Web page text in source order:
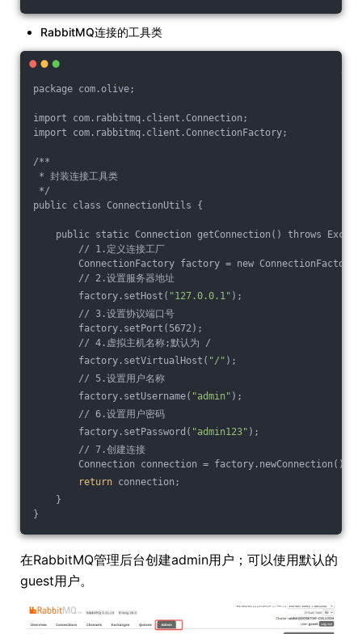
RabbitMQ连接的工具类
package com.olive;
import com.rabbitmq.client.Connection;
import com.rabbitmq.client.ConnectionFactory;
/**
* 封装连接工具类
*/
public class ConnectionUtils {
public static Connection getConnection() throws
// 1.定义连接工厂
ConnectionFactory factory = new
// 2.设置服务器地址
factory.setHost( "127.0.0.1" );
// 3.设置协议端口号
factory.setPort(5672);
// 4.虚拟主机名称;默认为 /
factory.setVirtualHost( "/" );
// 5.设置用户名称
factory.setUsername( "admin" );
// 6.设置用户密码
factory.setPassword( "admin123" );
// 7.创建连接
Connection connection = factory.newConnection();
return connection;
}
}
在RabbitMQ管理后台创建admin用户；可以使用默认的
guest用户。